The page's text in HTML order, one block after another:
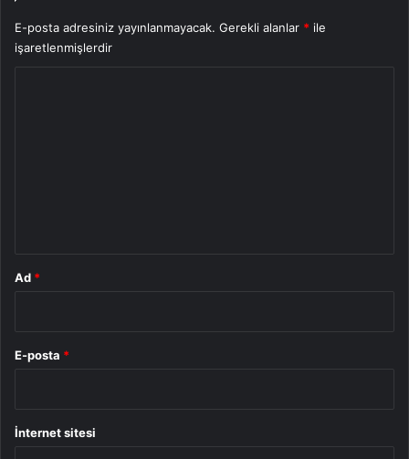
E-posta adresiniz yayınlanmayacak. Gerekli alanlar * ile
işaretlenmişlerdir
Ad *
E-posta *
İnternet sitesi